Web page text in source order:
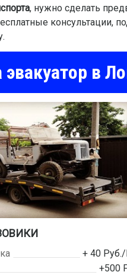
, нужно сделать
консультации,
в
+ 40
+500